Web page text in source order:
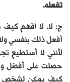
تفعله.
ج: لا. لا أفهم كيف
أفعل ذلك بنفسي
لأنني لا أستطيع
حصلت على أفضل
كيف يمكن لشخص ما